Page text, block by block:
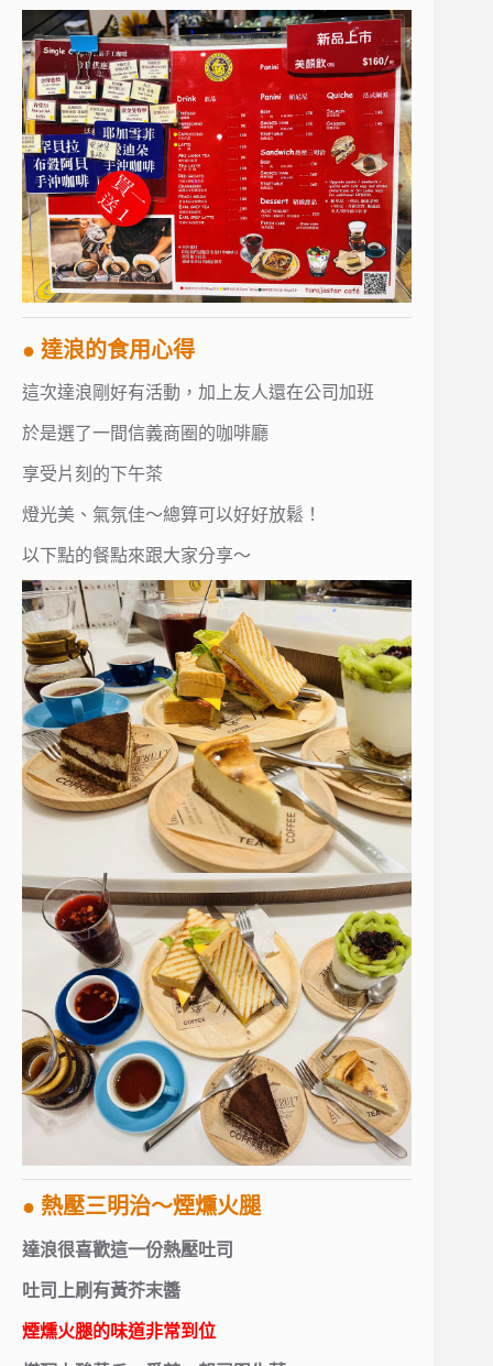
● 達浪的食用心得
這次達浪剛好有活動，加上友人還在公司加班
於是選了一間信義商圈的咖啡廳
享受片刻的下午茶
燈光美、氣氛佳～總算可以好好放鬆！
以下點的餐點來跟大家分享～
● 熱壓三明治～煙燻火腿
達浪很喜歡這一份熱壓吐司
吐司上刷有黃芥末醬
煙燻火腿的味道非常到位